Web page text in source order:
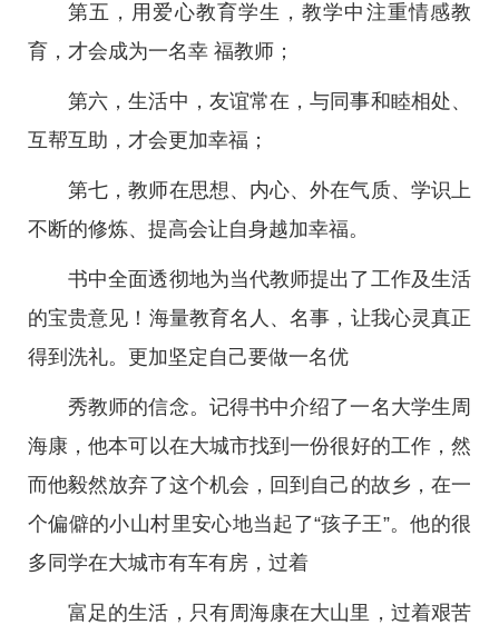
第五，用爱心教育学生，教学中注重情感教
育，才会成为一名幸 福教师；
第六，生活中，友谊常在，与同事和睦相处、
互帮互助，才会更加幸福；
第七，教师在思想、内心、外在气质、学识上
不断的修炼、提高会让自身越加幸福。
书中全面透彻地为当代教师提出了工作及生活
的宝贵意见！海量教育名人、名事，让我心灵真正
得到洗礼。更加坚定自己要做一名优
秀教师的信念。记得书中介绍了一名大学生周
海康，他本可以在大城市找到一份很好的工作，然
而他毅然放弃了这个机会，回到自己的故乡，在一
个偏僻的小山村里安心地当起了“孩子王”。他的很
多同学在大城市有车有房，过着
富足的生活，只有周海康在大山里，过着艰苦